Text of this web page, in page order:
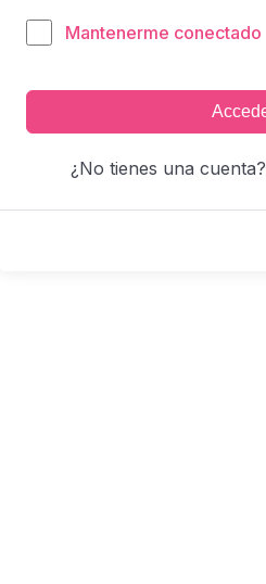
Mantenerme conectado
¿No tienes una cuenta?